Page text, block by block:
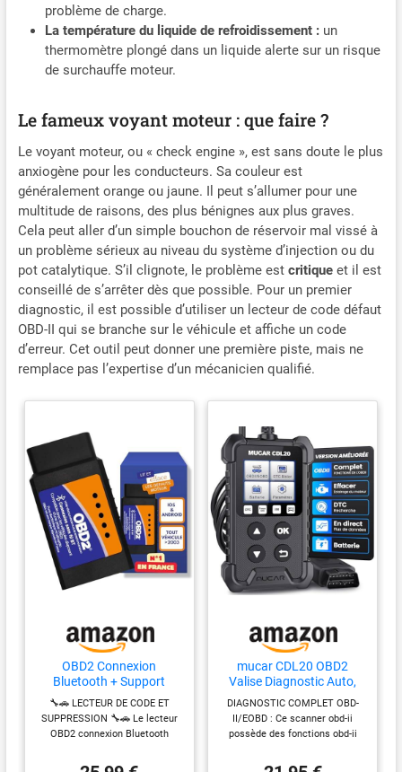
problème de charge.
La température du liquide de refroidissement :un
thermomètre plongé dans un liquide alerte sur un risque
de surchauffe moteur.
Le fameux voyant moteur : que faire ?
Le voyant moteur, ou « check engine », est sans doute le plus
anxiogène pour les conducteurs. Sa couleur est
généralement orange ou jaune. Il peut s’allumer pour une
multitude de raisons, des plus bénignes aux plus graves.
Cela peut aller d’un simple bouchon de réservoir mal vissé à
un problème sérieux au niveau du système d’injection ou du
pot catalytique. S’il clignote, le problème est critiqueet il est
conseillé de s’arrêter dès que possible. Pour un premier
diagnostic, il est possible d’utiliser un lecteur de code défaut
OBD-II qui se branche sur le véhicule et affiche un code
d’erreur. Cet outil peut donner une première piste, mais ne
remplace pas l’expertise d’un mécanicien qualifié.
OBD2 Connexion
Bluetooth + Support
Francais 7/7J -
Diagnostic des Codes
Moteur en 3 Min ! Valise
🔧🚗 LECTEUR DE CODE ET
SUPPRESSION 🔧🚗 Le lecteur
OBD2 connexion Bluetooth
informations de votre véhicule.
mucar CDL20 OBD2
Valise Diagnostic Auto,
Lecteur de Code d'erreur
de Moteur, OBD
Diagnostique Français
DIAGNOSTIC COMPLET OBD-
II/EOBD : Ce scanner obd-ii
possède des fonctions obd-ii
effacer les codes, voyant